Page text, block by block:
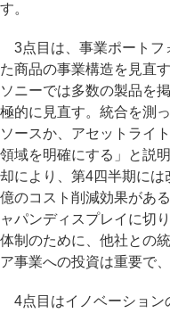
す。
3点目は、事業ポートフ
た商品の事業構造を見直
ソニーでは多数の製品を
極的に見直す。統合を測
ソースか、アセットライ
領域を明確にする」と説
却により、第4四半期に
億のコスト削減効果があ
ャパンディスプレイに切
体制のために、他社との
ア事業への投資は重要で
4点目はイノベーション